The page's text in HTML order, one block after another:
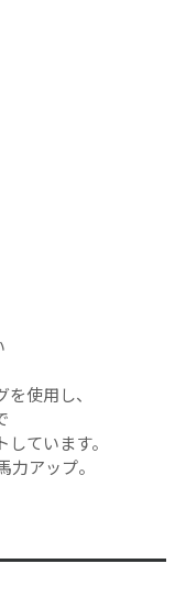
使用し、
ています。
力アップ。